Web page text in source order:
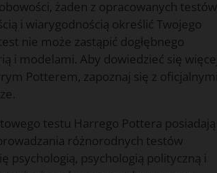
żaden z opracowanych testów
i wiarygodnością określić Twojego
nie może zastąpić dogłębnego
i modelami. Aby dowiedzieć się więcej
Potterem, zapoznaj się z oficjalnymi
testu Harrego Pottera posiadają
różnorodnych testów
psychologią, psychologią polityczną i